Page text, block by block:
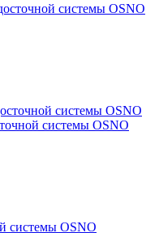
системы OSNO
системы OSNO